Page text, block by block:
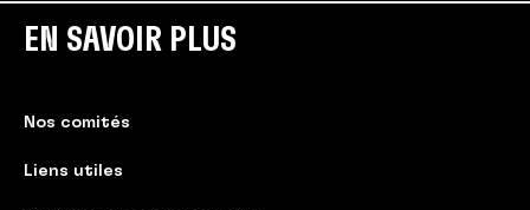
EN SAVOIR PLUS
Nos comités
Liens utiles